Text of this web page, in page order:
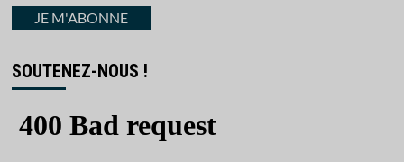
courrielJE M'ABONNE
SOUTENEZ-NOUS !